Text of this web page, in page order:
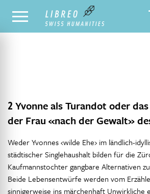
NOTRE CATALOGUE
2 Yvonne als Turandot oder
der Frau «nach der Gewalt»
Weder Yvonnes ‹wilde Ehe› im ländlich-
städtischer Singlehaushalt bilden für die
Kaufmannstochter gangbare Alternativen
Beide Lebensentwürfe werden vom
sinnigerweise ins märchenhaft Unwirkliche